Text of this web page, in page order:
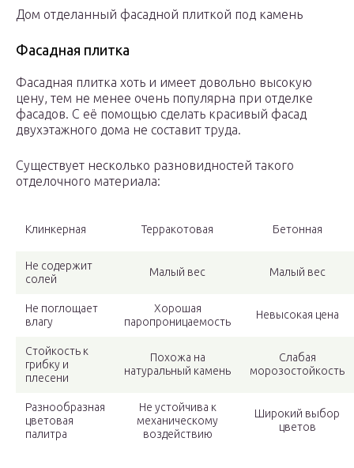
Дом отделанный фасадной плиткой под камень
Фасадная плитка
Фасадная плитка хоть и имеет довольно высокую
цену, тем не менее очень популярна при отделке
фасадов. С её помощью сделать красивый фасад
двухэтажного дома не составит труда.
Существует несколько разновидностей такого
отделочного материала:
Клинкерная Терракотовая Бетонная
Не содержит
солей
Малый вес Малый вес
Не поглощает
влагу
Хорошая
паропроницаемость
Невысокая цена
Стойкость к
грибку и
плесени
Похожа на
натуральный камень
Слабая
морозостойкость
Разнообразная
цветовая
палитра
Не устойчива к
механическому
воздействию
Широкий выбор
цветов